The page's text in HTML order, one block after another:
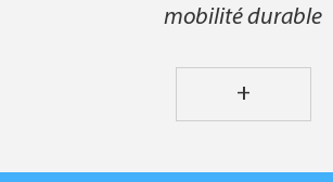
mobilité durable
+